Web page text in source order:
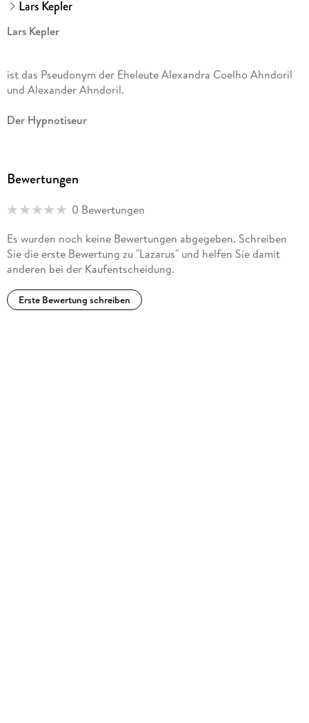
Lars Kepler
Lars Kepler
ist das Pseudonym der Eheleute Alexandra Coelho Ahndoril
und Alexander Ahndoril.
Der Hypnotiseur
mit dem Ermittler Joona Linna setzten die Erfolgsgeschichte
Bestsellerliste. Das Ehepaar lebt mit seinen drei Töchtern in
Wolfram Koch
versteht es wie kein anderer, mit seiner angenehmen,
Bewertungen
0 Bewertungen
Es wurden noch keine Bewertungen abgegeben. Schreiben
Sie die erste Bewertung zu "Lazarus" und helfen Sie damit
anderen bei der Kaufentscheidung.
Erste Bewertung schreiben